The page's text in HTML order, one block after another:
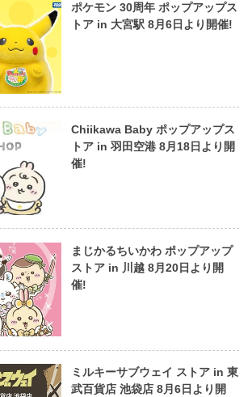
ポケモン 30周年 ポップアップス
トア in 大宮駅 8月6日より開催!
Chiikawa Baby ポップアップス
トア in 羽田空港 8月18日より開
催!
まじかるちいかわ ポップアップ
ストア in 川越 8月20日より開
催!
ミルキーサブウェイ ストア in 東
武百貨店 池袋店 8月6日より開